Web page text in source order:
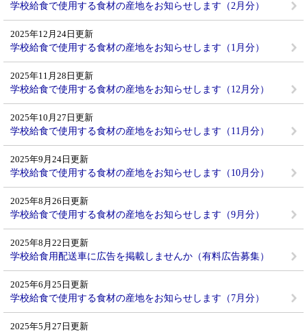
学校給食で使用する食材の産地をお知らせします（2月分）
2025年12月24日更新
学校給食で使用する食材の産地をお知らせします（1月分）
2025年11月28日更新
学校給食で使用する食材の産地をお知らせします（12月分）
2025年10月27日更新
学校給食で使用する食材の産地をお知らせします（11月分）
2025年9月24日更新
学校給食で使用する食材の産地をお知らせします（10月分）
2025年8月26日更新
学校給食で使用する食材の産地をお知らせします（9月分）
2025年8月22日更新
学校給食用配送車に広告を掲載しませんか（有料広告募集）
2025年6月25日更新
学校給食で使用する食材の産地をお知らせします（7月分）
2025年5月27日更新